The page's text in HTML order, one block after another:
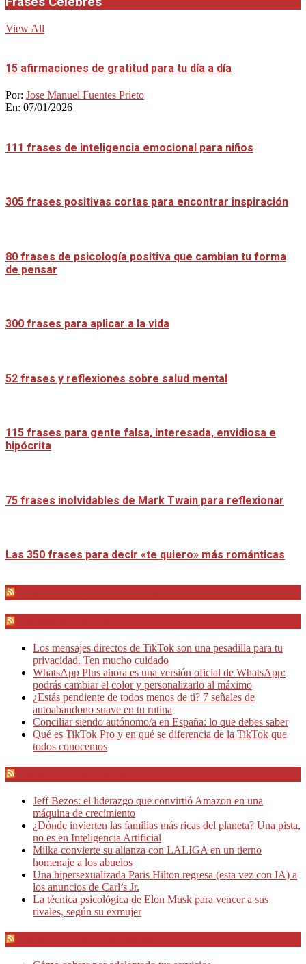
View All
15 afirmaciones de gratitud para tu día a día
Por: Jose Manuel Fuentes Prieto
En: 07/01/2026
111 frases de inteligencia emocional para niños
305 frases positivas cortas para encontrar inspiración
80 frases de psicología positiva que cambian tu forma
de pensar
300 frases para aplicar a la vida
52 frases y reflexiones sobre salud mental
115 frases para gente falsa, interesada, envidiosa e
hipócrita
75 frases inolvidables de Mark Twain para reflexionar
Las 350 frases para decir «te quiero» más románticas
Los mensajes directos de TikTok son una pesadilla para tu
privacidad. Ten mucho cuidado
WhatsApp Plus ahora es una versión oficial de WhatsApp:
podrás cambiar el color y personalizarlo al máximo
¿Estás pendiente de todos menos de ti? 7 señales de
autoabandono suave en tu rutina
Conciliar siendo autónomo/a en España: lo que debes saber
Qué es TikTok Pro y en qué se diferencia de la TikTok que
todos conocemos
Jeff Bezos: el liderazgo que convirtió Amazon en una
máquina de crecimiento
¿Dónde invierten las familias más ricas del planeta? Una pista,
no es en Inteligencia Artificial
Milka convierte su alianza con LALIGA en un tierno
homenaje a los abuelos
Una hipersexualizada Paris Hilton regresa (esta vez con IA) a
los anuncios de Carl’s Jr.
La técnica psicológica de Elon Musk para vencer a sus
rivales, según su exmujer